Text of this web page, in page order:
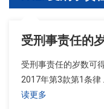
受刑事责任的
受刑事责任的岁数可
2017年第3款第1条
读更多